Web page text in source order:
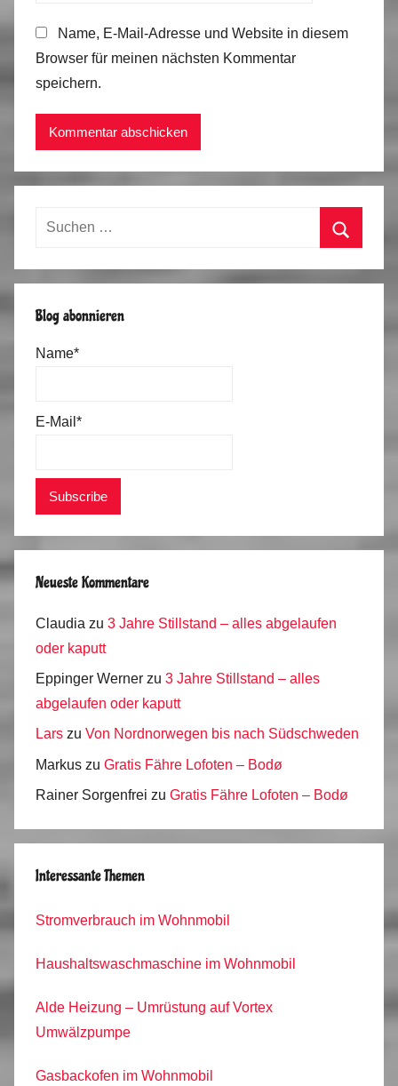
Name, E-Mail-Adresse und Website in diesem
Browser für meinen nächsten Kommentar
speichern.
Suchen
Blog abonnieren
Name*
E-Mail*
Neueste Kommentare
Claudia zu 3 Jahre Stillstand – alles abgelaufen
oder kaputt
Eppinger Werner zu 3 Jahre Stillstand – alles
abgelaufen oder kaputt
Lars zu Von Nordnorwegen bis nach Südschweden
Markus zu Gratis Fähre Lofoten – Bodø
Rainer Sorgenfrei zu Gratis Fähre Lofoten – Bodø
Interessante Themen
Stromverbrauch im Wohnmobil
Haushaltswaschmaschine im Wohnmobil
Alde Heizung – Umrüstung auf Vortex
Umwälzpumpe
Gasbackofen im Wohnmobil